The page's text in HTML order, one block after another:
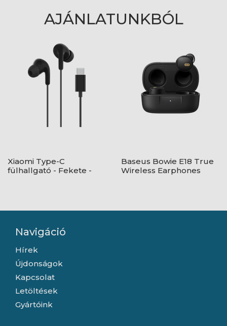
AJÁNLATUNKBÓL
Xiaomi Type-C
fülhallgató - Fekete -
Baseus Bowie E18 True
Wireless Earphones
Navigáció
Hírek
Újdonságok
Kapcsolat
Letöltések
Gyártóink